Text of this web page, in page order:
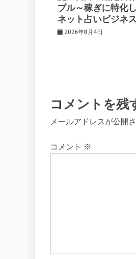
ョ
ブル～稼ぎに特化
ネット占いビジネス
2026年8月4日
コメントを残
メールアドレスが公開
コメント ※